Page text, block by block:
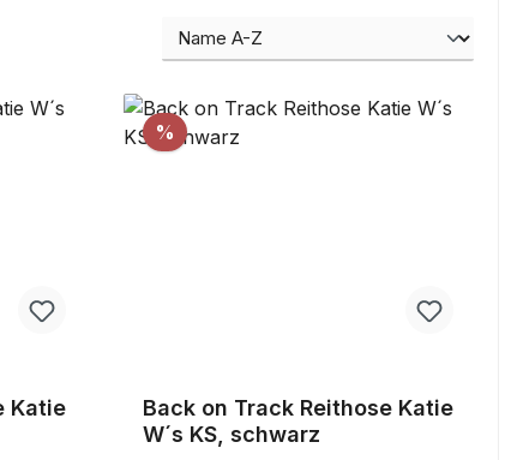
Katie
% Rabatt
Back on Track Reithose Katie
W´s KS, schwarz